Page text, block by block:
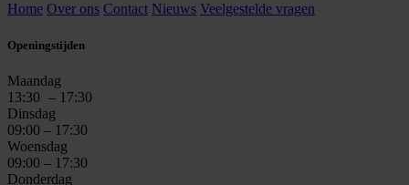
Home Over ons Contact Nieuws Veelgestelde vragen
Openingstijden
Maandag
13:30 – 17:30
Dinsdag
09:00 – 17:30
Woensdag
09:00 – 17:30
Donderdag